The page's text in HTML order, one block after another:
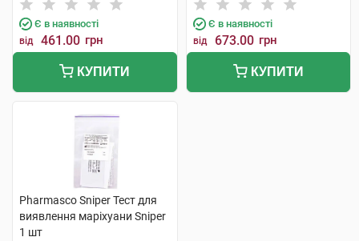
Є в наявності
від 461.00 грн
КУПИТИ
Є в наявності
від 673.00 грн
КУПИТИ
Pharmasco Sniper Тест для
виявлення маріхуани Sniper
1 шт